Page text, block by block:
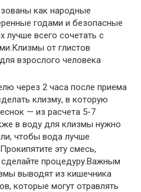
как народные
годами и безопасные
лучше всего сочетать с
от глистов
взрослого человека
через 2 часа после приема
клизму, в которую
— из расчета 5-7
в воду для клизмы нужно
чтобы вода лучше
эту смесь,
процедуру.Важным
выводят из кишечника
которые могут отравлять